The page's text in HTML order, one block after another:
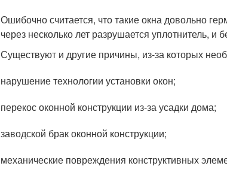
Ошибочно считается, что такие окна довольно
через несколько лет разрушается уплотнитель, и
Существуют и другие причины, из-за которых
нарушение технологии установки окон;
перекос оконной конструкции из-за усадки дома;
заводской брак оконной конструкции;
механические повреждения конструктивных